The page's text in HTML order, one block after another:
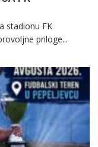
stadionu FK
priloge...